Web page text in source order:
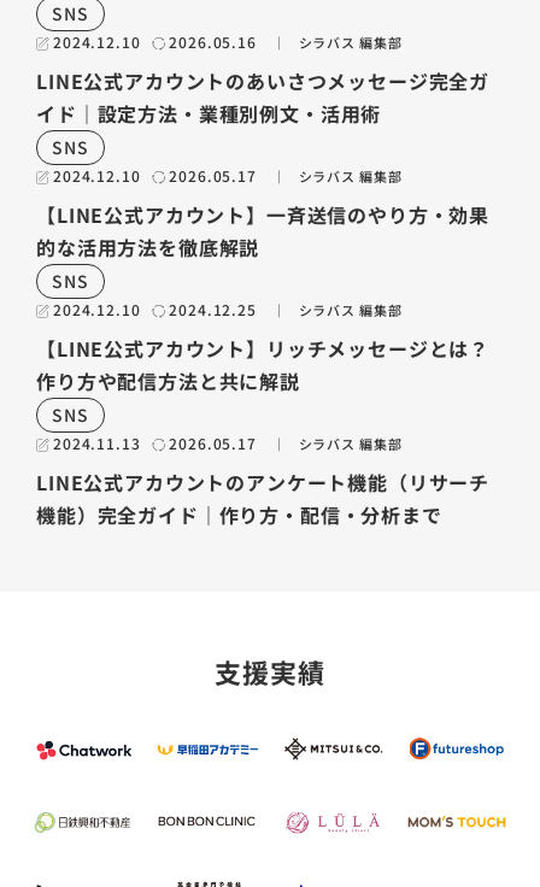
SNS
2024.12.10 2026.05.16 シラバス 編集部
LINE公式アカウントのあいさつメッセージ完全ガ
イド｜設定方法・業種別例文・活用術
SNS
2024.12.10 2026.05.17 シラバス 編集部
【LINE公式アカウント】一斉送信のやり方・効果
的な活用方法を徹底解説
SNS
2024.12.10 2024.12.25 シラバス 編集部
【LINE公式アカウント】リッチメッセージとは？
作り方や配信方法と共に解説
SNS
2024.11.13 2026.05.17 シラバス 編集部
LINE公式アカウントのアンケート機能（リサーチ
機能）完全ガイド｜作り方・配信・分析まで
支援実績